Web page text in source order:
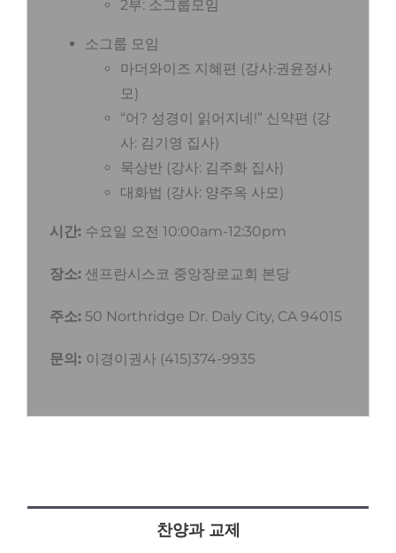
2부: 소그룹모임
소그룹 모임
마더와이즈 지혜편 (강사:권윤정사
모)
“어? 성경이 읽어지네!” 신약편 (강
사: 김기영 집사)
묵상반 (강사: 김주화 집사)
대화법 (강사: 양주옥 사모)
시간:수요일 오전 10:00am-12:30pm
장소:샌프란시스코 중앙장로교회 본당
주소:50 Northridge Dr. Daly City, CA 94015
문의: 이경이권사 (415)374-9935
찬양과 교제